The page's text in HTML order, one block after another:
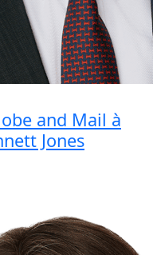
and Mail à
Jones